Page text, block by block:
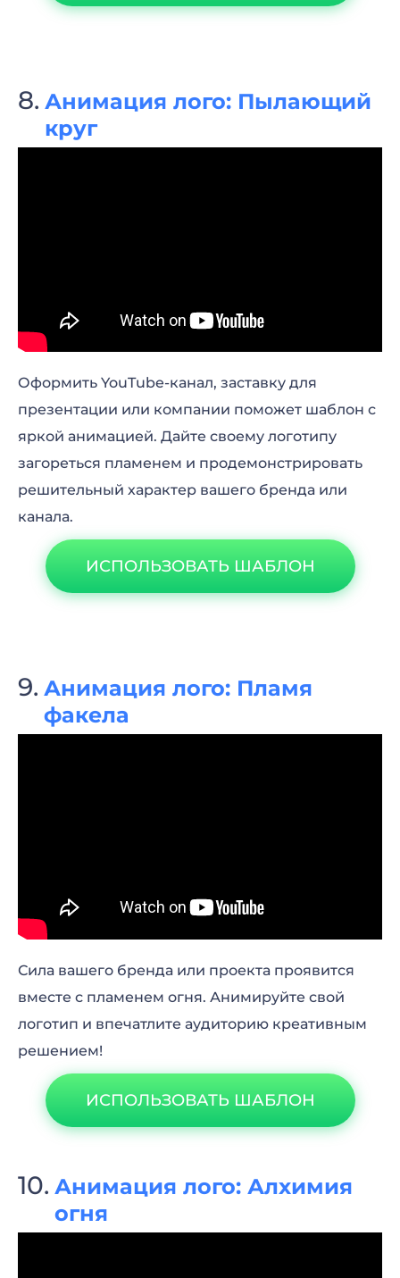
Анимация лого: Пылающий
круг
Оформить YouTube-канал, заставку для
презентации или компании поможет шаблон с
яркой анимацией. Дайте своему логотипу
загореться пламенем и продемонстрировать
решительный характер вашего бренда или
канала.
ИСПОЛЬЗОВАТЬ ШАБЛОН
Анимация лого: Пламя
факела
Сила вашего бренда или проекта проявится
вместе с пламенем огня. Анимируйте свой
логотип и впечатлите аудиторию креативным
решением!
ИСПОЛЬЗОВАТЬ ШАБЛОН
Анимация лого: Алхимия
огня